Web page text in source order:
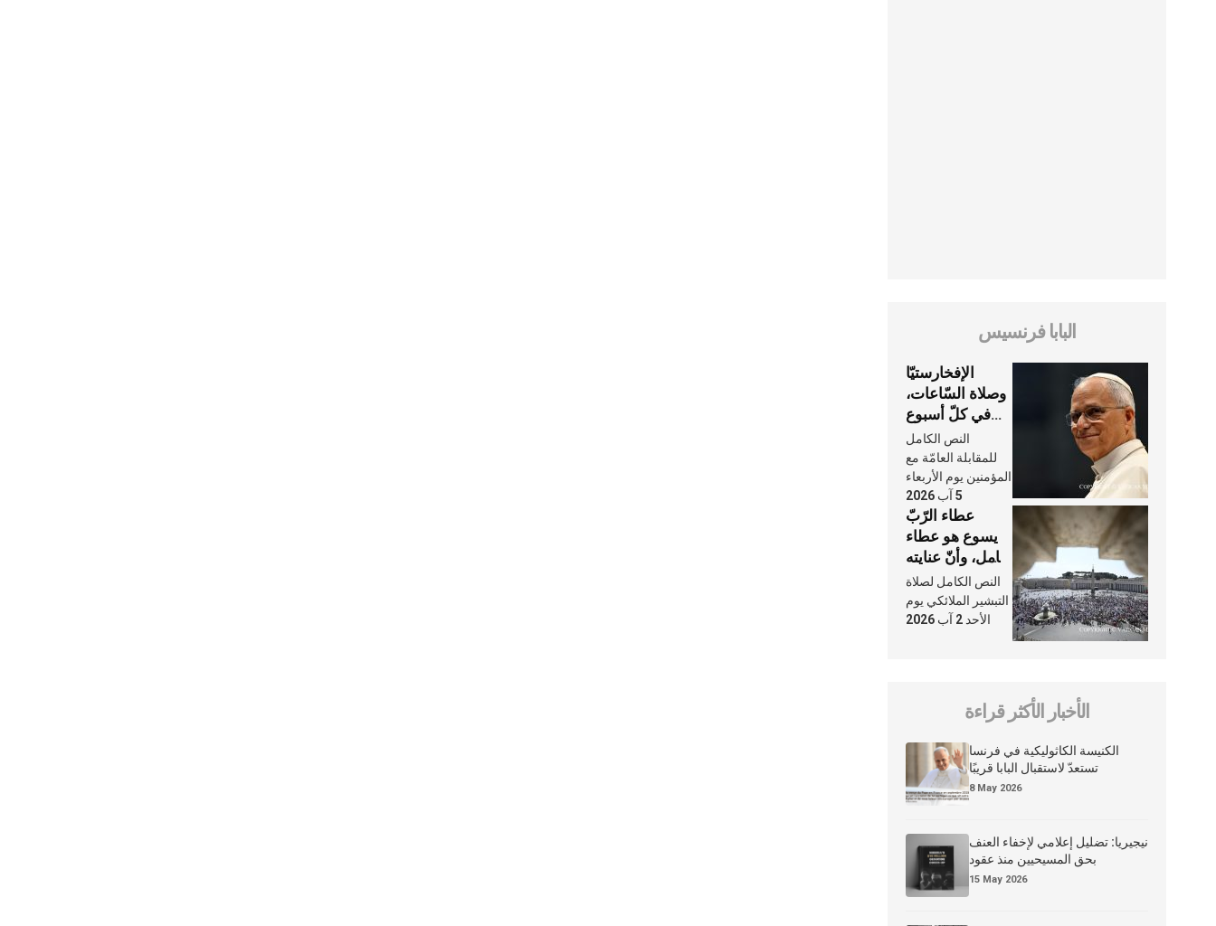
البابا فرنسيس
الإفخارستيّا
وصلاة السّاعات،
في كلّ أسبوع
وكلّ يوم، هما
النَّفَس في حياة
الكنيسة
النص الكامل
للمقابلة العامّة مع
المؤمنين يوم الأربعاء
5 آب 2026
عطاء الرّبّ
يسوع هو عطاء
شامل، وأنّ عنايته
بنا لا تغيب عنّا
أبدًا
النص الكامل لصلاة
التبشير الملائكي يوم
الأحد 2 آب 2026
الأخبار الأكثر قراءة
الكنيسة الكاثوليكية في فرنسا
تستعدّ لاستقبال البابا قريبًا
8 May 2026
نيجيريا: تضليل إعلامي لإخفاء العنف
بحق المسيحيين منذ عقود
15 May 2026